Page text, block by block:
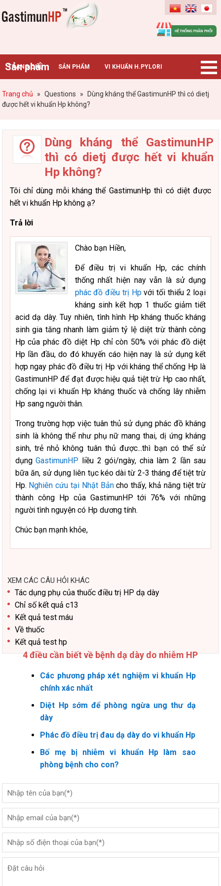
Gastimunhp
Sản phẩm
TRANG CHỦ SẢN PHẨM VI KHUẨN H.PYLORI
BỆNH DẠ DÀY TIN TỨC – SỰ KIỆN HƯỚNG DẪN MUA HÀNG
Trang chủ » Questions »
Dùng kháng thể GastimunHP thì có dietj
được hết vi khuẩn Hp không?
Dùng kháng thể GastimunHP
thì có dietj được hết vi khuẩn
Hp không?
Tôi chỉ dùng mỗi kháng thể GastimunHp thì có diệt được
hết vi khuẩn Hp không ạ?
Trả lời
Chào bạn Hiền,
Để điều trị vi khuẩn Hp, các chính
thống nhất hiện nay vẫn là sử dụng
phác đồ điều trị Hpvới tối thiểu 2 loại
kháng sinh kết hợp 1 thuốc giảm tiết
acid dạ dày. Tuy nhiên, tình hình Hp kháng thuốc kháng
sinh gia tăng nhanh làm giảm tỷ lệ diệt trừ thành công
Hp của phác đồ diệt Hp chỉ còn 50% với phác đồ diệt
Hp lần đầu, do đó khuyến cáo hiện nay là sử dụng kết
hợp ngay phác đồ điều trị Hp với kháng thể chống Hp là
GastimunHP để đạt được hiệu quả tiệt trừ Hp cao nhất,
chống lại vi khuẩn Hp kháng thuốc và chống lây nhiễm
Hp sang người thân.
Trong trường hợp việc tuân thủ sử dụng phác đồ kháng
sinh là không thể như phụ nữ mang thai, dị ứng kháng
sinh, trẻ nhỏ không tuân thủ được...thì bạn có thể sử
dụngGastimunHP liều 2 gói/ngày, chia làm 2 lần sau
bữa ăn, sử dụng liên tục kéo dài từ 2-3 tháng để tiệt trừ
Hp. Nghiên cứu tại Nhật Bảncho thấy, khả năng tiệt trừ
thành công Hp của GastimunHP tới 76% với những
người tình nguyện có Hp dương tính.
Chúc bạn mạnh khỏe,
XEM CÁC CÂU HỎI KHÁC
Tác dụng phụ của thuốc điều trị HP dạ dày
Chỉ số kết quả c13
Kết quả test máu
Về thuốc
Kết quả test hp
4 điều cần biết về bệnh dạ dày do nhiễm HP
Các phương pháp xét nghiệm vi khuẩn Hp
chính xác nhất
Diệt Hp sớm để phòng ngừa ung thư dạ
dày
Phác đồ điều trị đau dạ dày do vi khuẩn Hp
Bố mẹ bị nhiễm vi khuẩn Hp làm sao
phòng bệnh cho con?